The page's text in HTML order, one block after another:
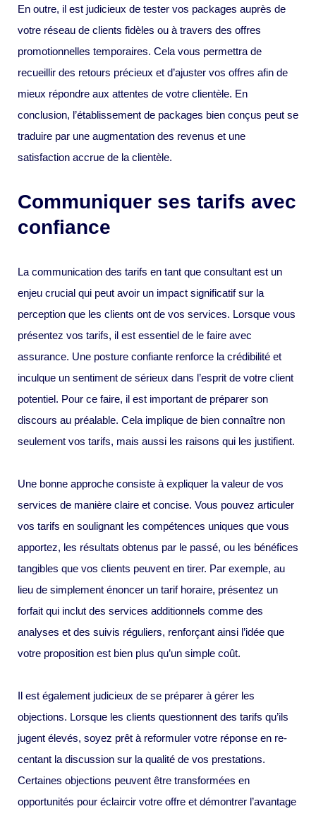
En outre, il est judicieux de tester vos packages auprès de
votre réseau de clients fidèles ou à travers des offres
promotionnelles temporaires. Cela vous permettra de
recueillir des retours précieux et d’ajuster vos offres afin de
mieux répondre aux attentes de votre clientèle. En
conclusion, l’établissement de packages bien conçus peut se
traduire par une augmentation des revenus et une
satisfaction accrue de la clientèle.
Communiquer ses tarifs avec
confiance
La communication des tarifs en tant que consultant est un
enjeu crucial qui peut avoir un impact significatif sur la
perception que les clients ont de vos services. Lorsque vous
présentez vos tarifs, il est essentiel de le faire avec
assurance. Une posture confiante renforce la crédibilité et
inculque un sentiment de sérieux dans l’esprit de votre client
potentiel. Pour ce faire, il est important de préparer son
discours au préalable. Cela implique de bien connaître non
seulement vos tarifs, mais aussi les raisons qui les justifient.
Une bonne approche consiste à expliquer la valeur de vos
services de manière claire et concise. Vous pouvez articuler
vos tarifs en soulignant les compétences uniques que vous
apportez, les résultats obtenus par le passé, ou les bénéfices
tangibles que vos clients peuvent en tirer. Par exemple, au
lieu de simplement énoncer un tarif horaire, présentez un
forfait qui inclut des services additionnels comme des
analyses et des suivis réguliers, renforçant ainsi l’idée que
votre proposition est bien plus qu’un simple coût.
Il est également judicieux de se préparer à gérer les
objections. Lorsque les clients questionnent des tarifs qu’ils
jugent élevés, soyez prêt à reformuler votre réponse en re-
centant la discussion sur la qualité de vos prestations.
Certaines objections peuvent être transformées en
opportunités pour éclaircir votre offre et démontrer l’avantage